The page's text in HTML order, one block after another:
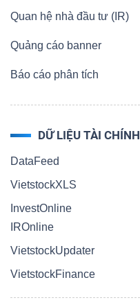
Quan hệ nhà đầu tư (IR)
Quảng cáo banner
Báo cáo phân tích
DỮ LIỆU TÀI CHÍNH
DataFeed
VietstockXLS
InvestOnline
IROnline
VietstockUpdater
VietstockFinance